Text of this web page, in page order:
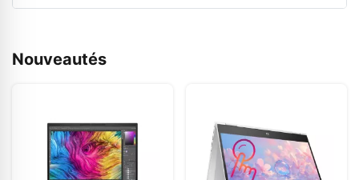
Nouveautés